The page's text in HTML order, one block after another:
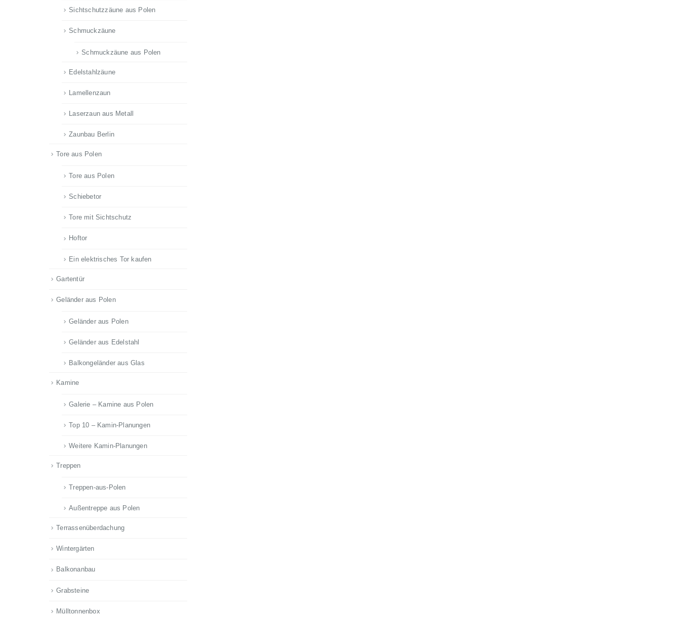
Sichtschutzzäune aus Polen
Schmuckzäune
Schmuckzäune aus Polen
Edelstahlzäune
Lamellenzaun
Laserzaun aus Metall
Zaunbau Berlin
Tore aus Polen
Tore aus Polen
Schiebetor
Tore mit Sichtschutz
Hoftor
Ein elektrisches Tor kaufen
Gartentür
Geländer aus Polen
Geländer aus Polen
Geländer aus Edelstahl
Balkongeländer aus Glas
Kamine
Galerie – Kamine aus Polen
Top 10 – Kamin-Planungen
Weitere Kamin-Planungen
Treppen
Treppen-aus-Polen
Außentreppe aus Polen
Terrassenüberdachung
Wintergärten
Balkonanbau
Grabsteine
Mülltonnenbox